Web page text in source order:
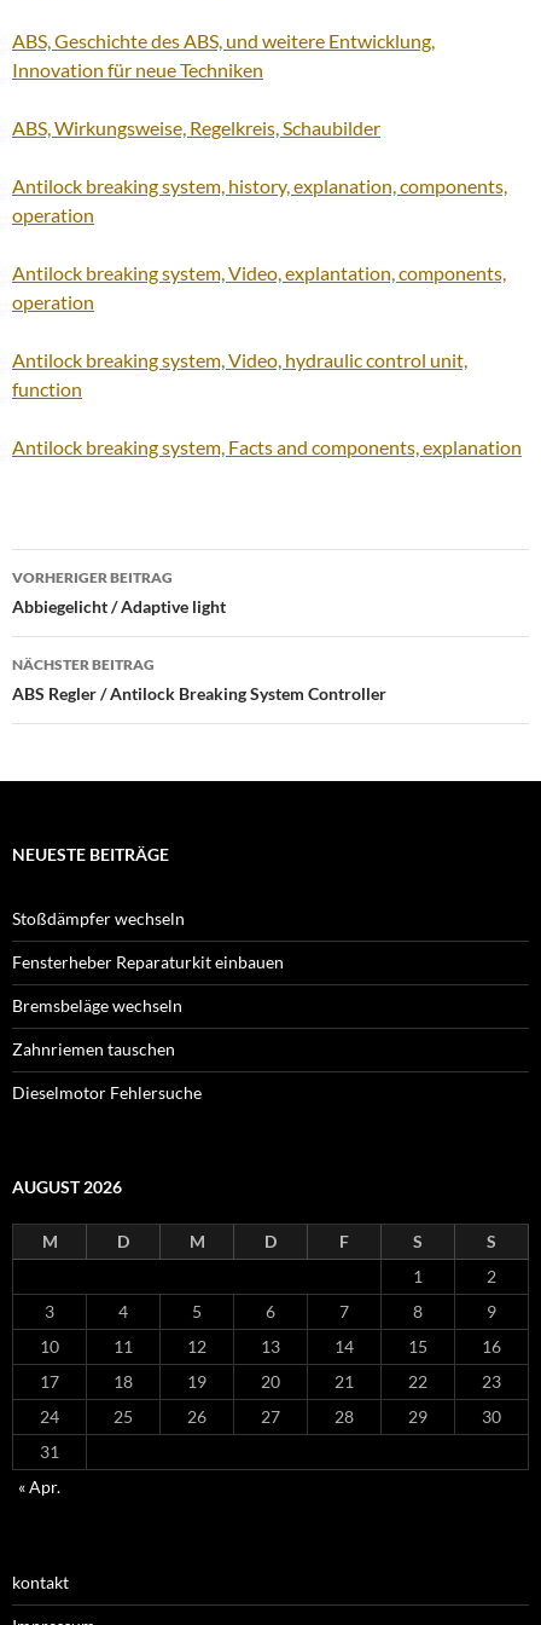
ABS, Geschichte des ABS, und weitere Entwicklung,
Innovation für neue Techniken
ABS, Wirkungsweise, Regelkreis, Schaubilder
Antilock breaking system, history, explanation, components,
operation
Antilock breaking system, Video, explantation, components,
operation
Antilock breaking system, Video, hydraulic control unit,
function
Antilock breaking system, Facts and components, explanation
Beitragsnavigation
VORHERIGER BEITRAG
Abbiegelicht / Adaptive light
NÄCHSTER BEITRAG
ABS Regler / Antilock Breaking System Controller
NEUESTE BEITRÄGE
Stoßdämpfer wechseln
Fensterheber Reparaturkit einbauen
Bremsbeläge wechseln
Zahnriemen tauschen
Dieselmotor Fehlersuche
AUGUST 2026
M D M D F S
S
1
2
3
4 5 6 7 8
9
10
11 12 13 14 15
16
17
18 19 20 21 22
23
24
25 26 27 28 29
30
31
« Apr.
kontakt